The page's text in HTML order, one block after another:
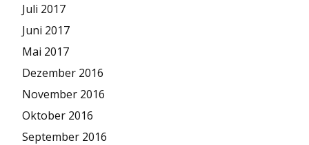
Juli 2017
Juni 2017
Mai 2017
Dezember 2016
November 2016
Oktober 2016
September 2016